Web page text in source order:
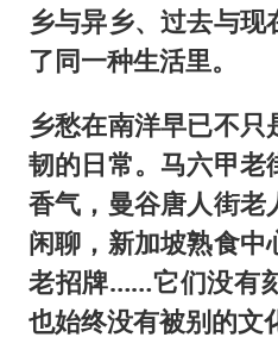
乡与异乡、过去与
了同一种生活里。
乡愁在南洋早已不
韧的日常。马六甲老
香气，曼谷唐人街老
闲聊，新加坡熟食中
老招牌……它们没有
也始终没有被别的文